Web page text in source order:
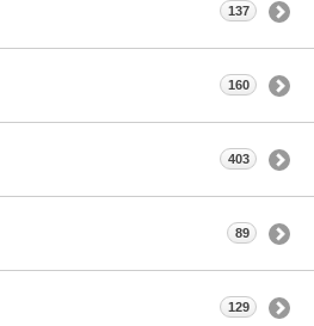
137
160
403
89
129